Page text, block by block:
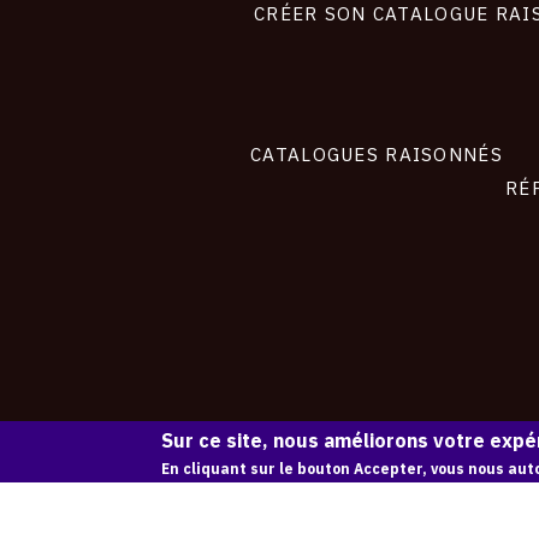
CRÉER SON CATALOGUE
CATALOGUES RAISONNÉS
Sur ce site, nous améliorons votre
En cliquant sur le bouton Accepter, vous nous